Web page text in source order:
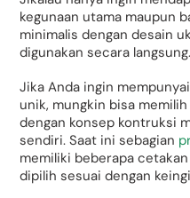
kegunaan utama maupun
minimalis dengan desain
digunakan secara langsung.
Jika Anda ingin
unik, mungkin bisa
dengan konsep kontruksi
sendiri. Saat ini sebagian
memiliki beberapa
dipilih sesuai dengan